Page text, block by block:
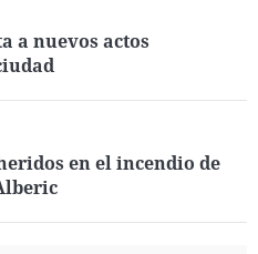
a nuevos actos
en el incendio de